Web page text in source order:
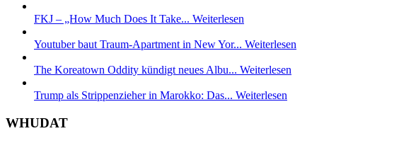
FKJ – „How Much Does It Take... Weiterlesen
Youtuber baut Traum-Apartment in New Yor... Weiterlesen
The Koreatown Oddity kündigt neues Albu... Weiterlesen
Trump als Strippenzieher in Marokko: Das... Weiterlesen
WHUDAT